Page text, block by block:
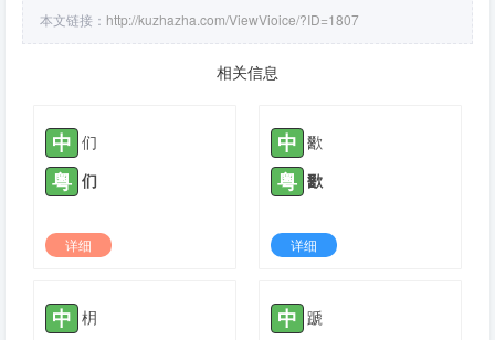
本文链接： http://kuzhazha.com/ViewVioice/?ID=1807
相关信息
中 们
粤 们
详细
中 歠
粤 歠
详细
中 枂 中 蹏